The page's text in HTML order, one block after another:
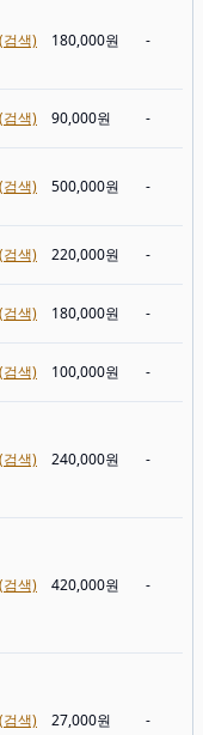
(검색) 180,000원 -
(검색) 90,000원 -
(검색) 500,000원 -
(검색) 220,000원 -
(검색) 180,000원 -
(검색) 100,000원 -
(검색) 240,000원 -
(검색) 420,000원 -
(검색) 27,000원 -